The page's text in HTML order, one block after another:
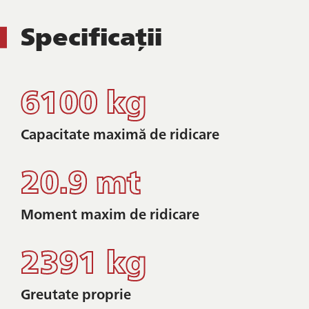
Specificații
6100 kg
Capacitate maximă de ridicare
20.9 mt
Moment maxim de ridicare
2391 kg
Greutate proprie